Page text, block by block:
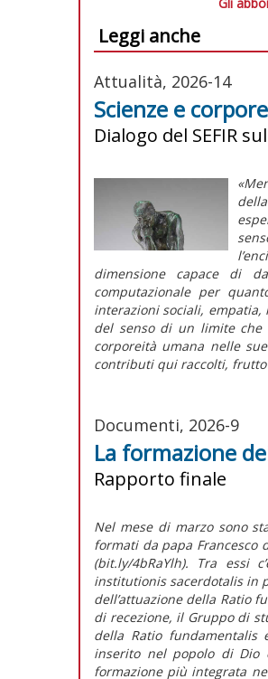
Leggi anche
Attualità, 2026-14
Scienze e
Dialogo del SEFIR
dimensione capace di
computazionale per
interazioni sociali, empatia,
del senso di un limite che
corporeità umana nelle
contributi qui raccolti, frutto
Documenti, 2026-9
La formazione
Rapporto finale
Nel mese di marzo sono
formati da papa Francesco
(bit.ly/4bRaYlh). Tra essi
institutionis sacerdotalisin
dell’attuazione della Ratio
di recezione, il Gruppo di
della Ratio fundamentalis
inserito nel popolo di Dio
formazione più integrata